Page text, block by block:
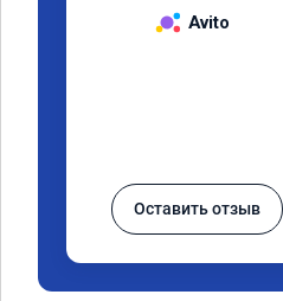
Avito
Оставить отзыв